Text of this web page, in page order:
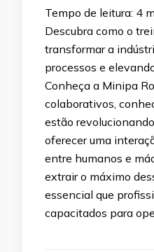
Tempo de leitura: 4
Descubra como o
transformar a
processos e
Conheça a Minipa
colaborativos,
estão
oferecer uma
entre humanos e
extrair o máximo
essencial que
capacitados para